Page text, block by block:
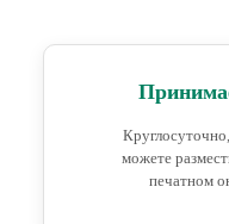
можете
печатном